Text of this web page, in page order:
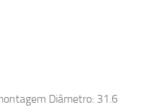
Diâmetro: 31.6